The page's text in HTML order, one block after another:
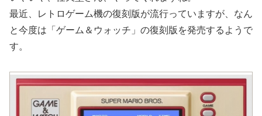
最近、レトロゲーム機の復刻版が流行っていますが、なん
と今度は「ゲーム＆ウォッチ」の復刻版を発売するようで
す。